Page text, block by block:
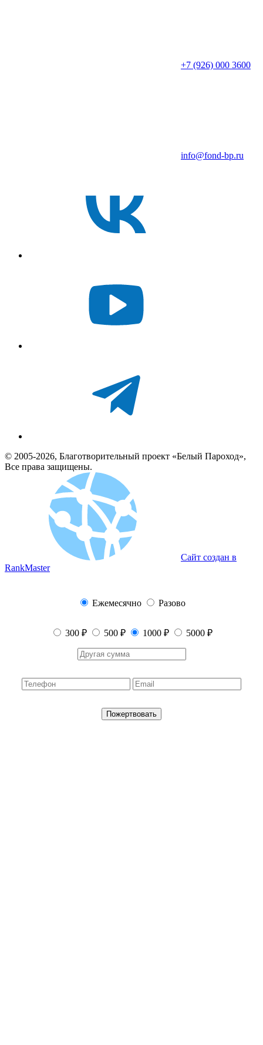
+7 (926) 000 3600
info@fond-bp.ru
© 2005-2026, Благотворительный проект «Белый Пароход»,
Все права защищены.
Сайт создан в
RankMaster
Ежемесячно Разово
300 ₽ 500 ₽ 1000 ₽ 5000 ₽
Пожертвовать